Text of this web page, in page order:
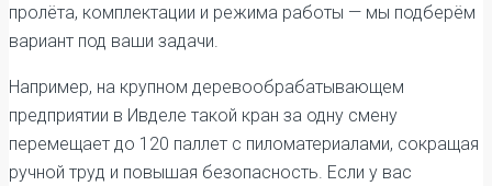
пролёта, комплектации и режима работы — мы подберём
вариант под ваши задачи.
Например, на крупном деревообрабатывающем
предприятии в Ивделе такой кран за одну смену
перемещает до 120 паллет с пиломатериалами, сокращая
ручной труд и повышая безопасность. Если у вас